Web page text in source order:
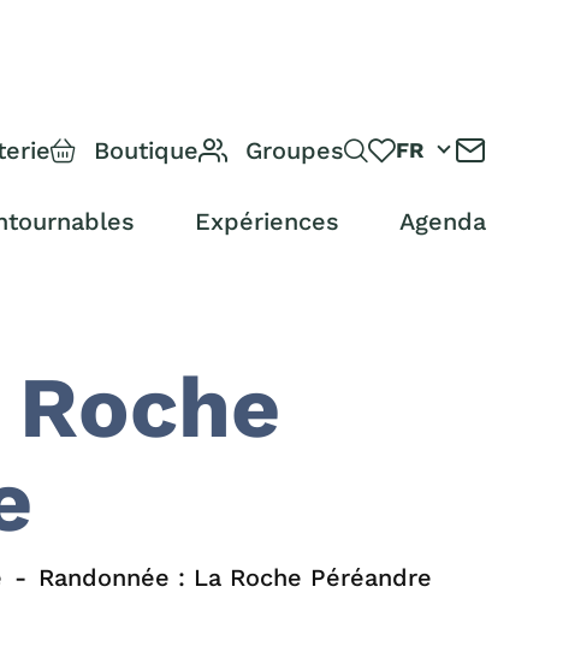
Boutique Groupes FR
Expériences Agenda
Randonnée : La Roche Péréandre